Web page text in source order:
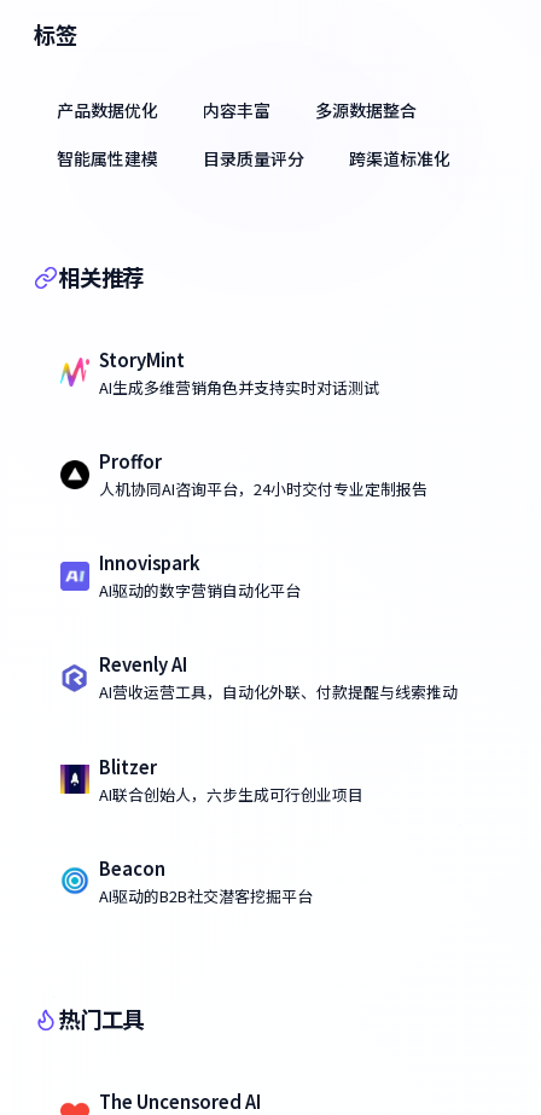
标签
产品数据优化 内容丰富
多源数据整合
智能属性建模
目录质量评分 跨渠道标准化
相关推荐
StoryMint
AI生成多维营销角色并支持实时对话测试
Proffor
人机协同AI咨询平台，24小时交付专业定制报告
Innovispark
AI驱动的数字营销自动化平台
Revenly AI
AI营收运营工具，自动化外联、付款提醒与线索推动
Blitzer
AI联合创始人，六步生成可行创业项目
Beacon
AI驱动的B2B社交潜客挖掘平台
热门工具
The Uncensored AI